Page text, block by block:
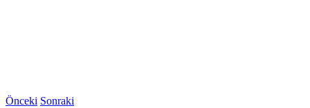
Önceki Sonraki